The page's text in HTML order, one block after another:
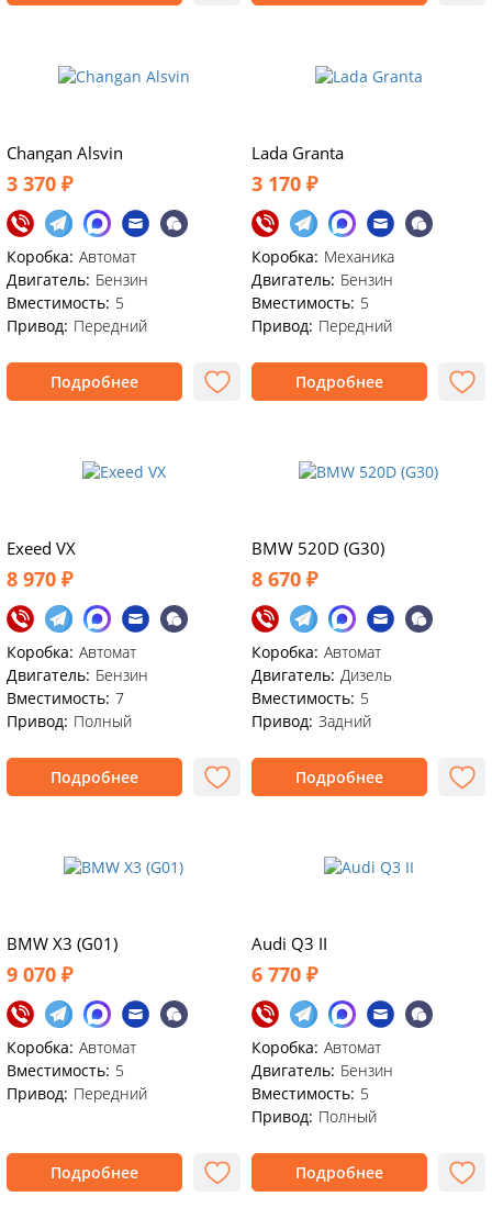
Changan Alsvin
3 370 ₽
Коробка: Автомат
Двигатель: Бензин
Вместимость: 5
Привод: Передний
Подробнее
Lada Granta
3 170 ₽
Коробка: Механика
Двигатель: Бензин
Вместимость: 5
Привод: Передний
Подробнее
Exeed VX
8 970 ₽
Коробка: Автомат
Двигатель: Бензин
Вместимость: 7
Привод: Полный
Подробнее
BMW 520D (G30)
8 670 ₽
Коробка: Автомат
Двигатель: Дизель
Вместимость: 5
Привод: Задний
Подробнее
BMW X3 (G01)
9 070 ₽
Коробка: Автомат
Вместимость: 5
Привод: Передний
Подробнее
Audi Q3 II
6 770 ₽
Коробка: Автомат
Двигатель: Бензин
Вместимость: 5
Привод: Полный
Подробнее